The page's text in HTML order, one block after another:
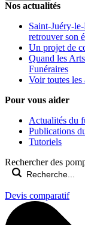
Nos actualités
Saint-Juéry-
retrouver son
Un projet de
Quand les
Funéraires
Voir toutes les
Pour vous aider
Actualités du
Publications
Tutoriels
Rechercher des
Devis comparatif